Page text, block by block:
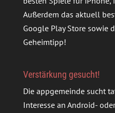
Außerdem das aktuell
Google Play Store sowie
Geheimtipp!
Verstärkung gesucht!
Die appgemeinde sucht
Interesse an Android-